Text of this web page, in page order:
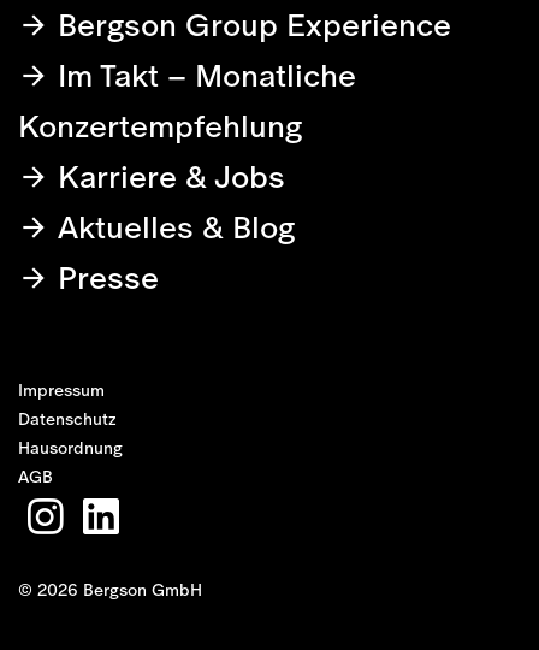
Bergson Group Experience
Im Takt – Monatliche
Konzertempfehlung
Karriere & Jobs
Aktuelles & Blog
Presse
© 2026 Bergson GmbH
Impressum
Datenschutz
Hausordnung
AGB